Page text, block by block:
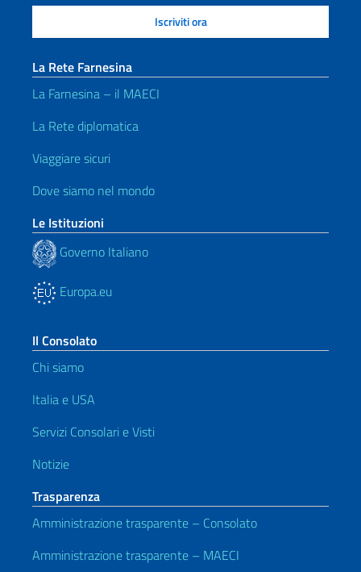
La Rete Farnesina
La Farnesina – il MAECI
La Rete diplomatica
Viaggiare sicuri
Dove siamo nel mondo
Le Istituzioni
Governo Italiano
Europa.eu
Il Consolato
Chi siamo
Italia e USA
Servizi Consolari e Visti
Notizie
Trasparenza
Amministrazione trasparente – Consolato
Amministrazione trasparente – MAECI